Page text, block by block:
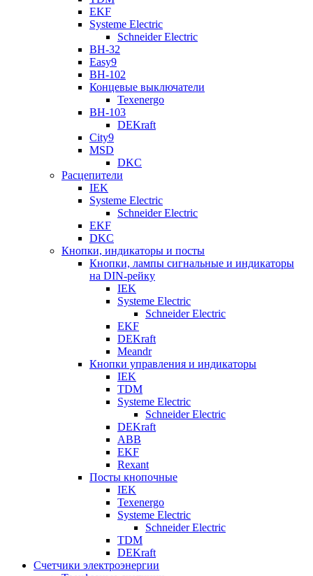
EKF
Systeme Electric
Schneider Electric
ВН-32
Easy9
ВН-102
Концевые выключатели
Texenergo
ВН-103
DEKraft
City9
MSD
DKC
Расцепители
IEK
Systeme Electric
Schneider Electric
EKF
DKC
Кнопки, индикаторы и посты
Кнопки, лампы сигнальные и индикаторы
на DIN-рейку
IEK
Systeme Electric
Schneider Electric
EKF
DEKraft
Meandr
Кнопки управления и индикаторы
IEK
TDM
Systeme Electric
Schneider Electric
DEKraft
ABB
EKF
Rexant
Посты кнопочные
IEK
Texenergo
Systeme Electric
Schneider Electric
TDM
DEKraft
Счетчики электроэнергии